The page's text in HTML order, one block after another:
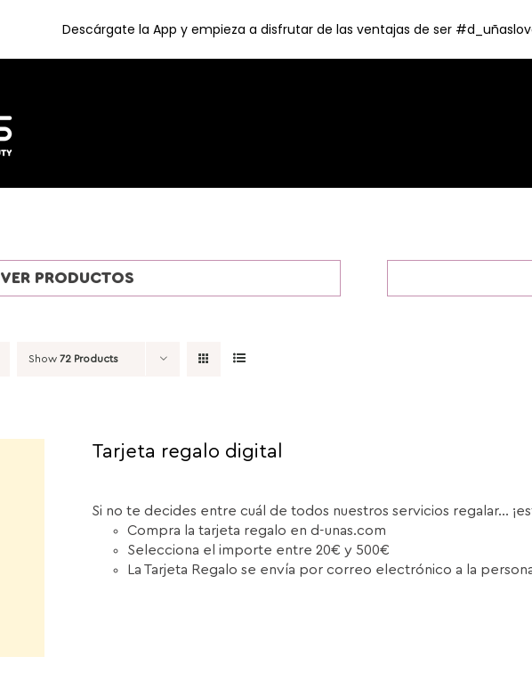
VER PRODUCTOS
Show 72 Products
Tarjeta regalo digital
Si no te decides entre cuál de todos nuestros servicios regalar...
Compra la tarjeta regalo en d-unas.com
Selecciona el importe entre 20€ y 500€
La Tarjeta Regalo se envía por correo electrónico a la
Descárgate la App y empieza a disfrutar de las ventajas de ser